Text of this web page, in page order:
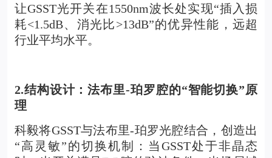
让GSST光开关在1550nm波长处实现“插入损
耗<1.5dB、消光比>13dB”的优异性能，远超
行业平均水平。
2.结构设计：法布里-珀罗腔的“智能切换”原
理
科毅将GSST与法布里-珀罗光腔结合，创造出
“高灵敏”的切换机制：当GSST处于非晶态